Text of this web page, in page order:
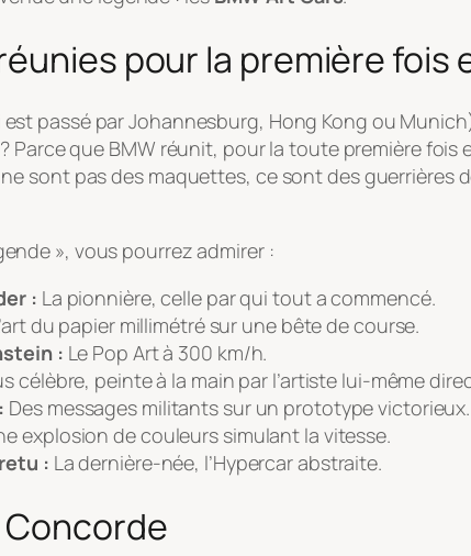
pour la première fois
est passé par Johannesburg, Hong Kong ou
Parce que BMW réunit, pour la toute première fois
sont pas des maquettes, ce sont des guerrières
», vous pourrez admirer :
: La pionnière, celle par qui tout a commencé.
du papier millimétré sur une bête de course.
: Le Pop Art à 300 km/h.
célèbre, peinte à la main par l’artiste lui-même
Des messages militants sur un prototype victorieux.
explosion de couleurs simulant la vitesse.
: La dernière-née, l’Hypercar abstraite.